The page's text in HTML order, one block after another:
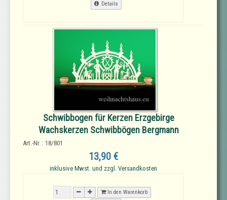
Details
Schwibbogen für Kerzen Erzgebirge
Wachskerzen Schwibbögen Bergmann
Art.-Nr. : 18/801
13,90 €
inklusive Mwst. und zzgl. Versandkosten
In den Warenkorb